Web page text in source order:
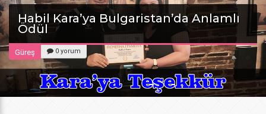
Habil Kara’ya Bulgaristan’da Anlamlı
Ödül
Güreş 0 yorum